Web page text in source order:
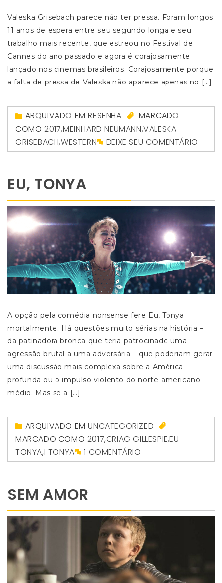
Valeska Grisebach parece não ter pressa. Foram longos
11 anos de espera entre seu segundo longa e seu
trabalho mais recente, que estreou no Festival de
Cannes do ano passado e agora é corajosamente
lançado nos cinemas brasileiros. Corajosamente porque
a falta de pressa de Valeska não aparece apenas no […]
ARQUIVADO EMRESENHA
MARCADO
COMO 2017,MEINHARD NEUMANN,VALESKA
GRISEBACH,WESTERN DEIXE SEU COMENTÁRIO
EU, TONYA
A opção pela comédia nonsense fere Eu, Tonya
mortalmente. Há questões muito sérias na história –
da patinadora bronca que teria patrocinado uma
agressão brutal a uma adversária – que poderiam gerar
uma discussão mais complexa sobre a América
profunda ou o impulso violento do norte-americano
médio. Mas se a […]
ARQUIVADO EMUNCATEGORIZED
MARCADO COMO 2017,CRIAG GILLESPIE,EU
TONYA,I TONYA 1 COMENTÁRIO
SEM AMOR